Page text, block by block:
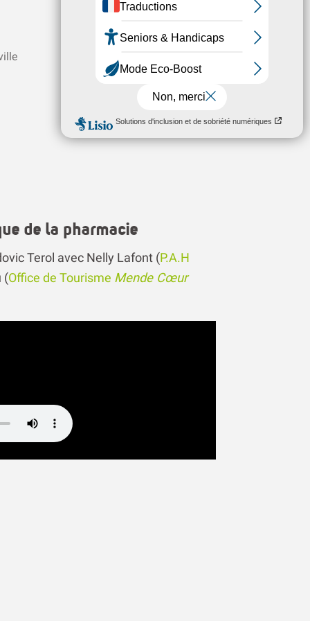
Patrimoine de portes
de la pharmacie
Terol avec Nelly Lafont (P.A.H
(Office de Tourisme Mende Cœur